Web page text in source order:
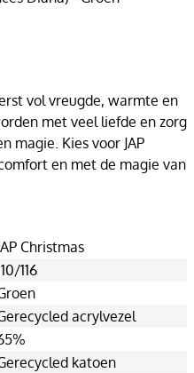
vol vreugde, warmte en
met veel liefde en zorg
magie. Kies voor JAP
en met de magie van
Christmas
116
acrylvezel
katoen